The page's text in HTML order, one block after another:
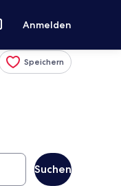
Anmelden
Speichern
Suchen